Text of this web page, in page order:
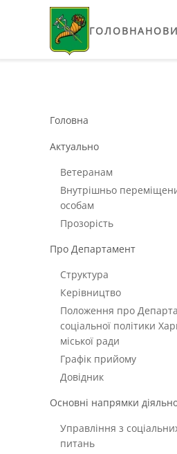
Skip to main content
ГОЛОВНА
Головна
Актуально
Ветеранам
Внутрішньо
особам
Прозорість
Про Департамент
Структура
Керівництво
Положення про
соціальної політики
міської ради
Графік прийому
Довідник
Основні напрямки
Управління з
питань